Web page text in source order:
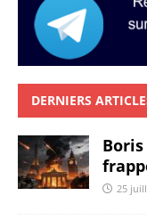
DERNIERS
25